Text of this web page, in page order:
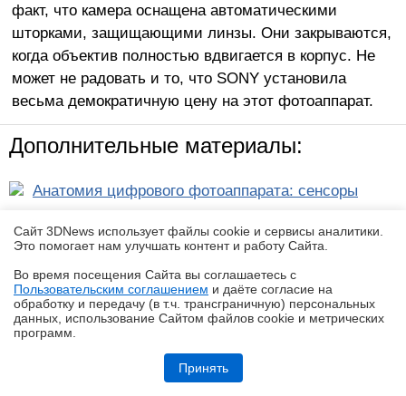
Обзор робота-уборщика Midea VCR V15 MAX ULTRA: не разменивайся
на мелочи (но не переплачивай)
факт, что камера оснащена автоматическими
шторками, защищающими линзы. Они закрываются,
когда объектив полностью вдвигается в корпус. Не
может не радовать и то, что SONY установила
весьма демократичную цену на этот фотоаппарат.
Дополнительные материалы:
Анатомия цифрового фотоаппарата: сенсоры
Анатомия цифрового фотоаппарата
Casio Exilim ZOOM EX-Z3
Rekam Di 1.3M
Сайт 3DNews использует файлы cookie и сервисы аналитики.
Это помогает нам улучшать контент и работу Cайта.
Во время посещения Cайта вы соглашаетесь с
Пользовательским соглашением и даёте согласие на
обработку и передачу (в т.ч. трансграничную) персональных
данных, использование Cайтом файлов cookie и метрических
программ.
Принять